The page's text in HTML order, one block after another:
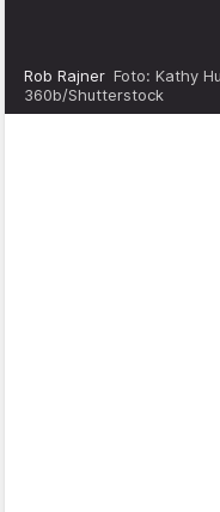
Rob Rajner Foto: Kathy
360b/Shutterstock